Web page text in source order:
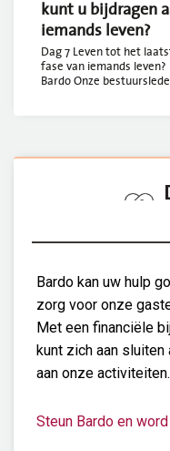
kunt u bijdragen
iemands leven?
Dag 7 Leven tot het
fase van iemands
Bardo Onze
Bardo kan uw hulp
zorg voor onze
Met een financiële
kunt zich aan sluiten
aan onze activiteiten.
Steun Bardo en